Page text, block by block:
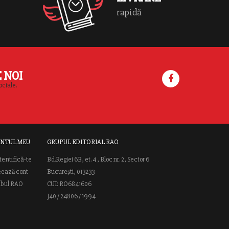
rapidă
NOI
MEU
te
cont
RAO
GRUPUL EDITORIAL RAO
Bd.Regiei 6B, et. 4 , Bloc nr. 2, Sector 6
București, 013233
CUI: RO6841606
J40 / 24806 / 1994